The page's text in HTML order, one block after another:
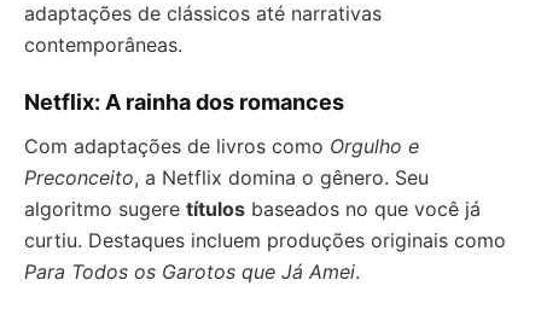
adaptações de clássicos até narrativas
contemporâneas.
Netflix: A rainha dos romances
Com adaptações de livros como Orgulho e
Preconceito, a Netflix domina o gênero. Seu
algoritmo sugere títulos baseados no que você já
curtiu. Destaques incluem produções originais como
Para Todos os Garotos que Já Amei.